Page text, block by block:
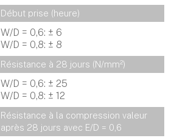
Début prise (heure)
W/D = 0,6: ± 6
W/D = 0,8: ± 8
Résistance à 28 jours (N/mm²)
W/D = 0,6: ± 25
W/D = 0,8: ± 12
Résistance à la compression valeur
après 28 jours avec E/D = 0,6